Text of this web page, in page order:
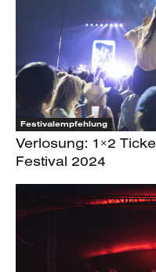
Festivalempfehlung
Verlosung: 1×2
Festival 2024